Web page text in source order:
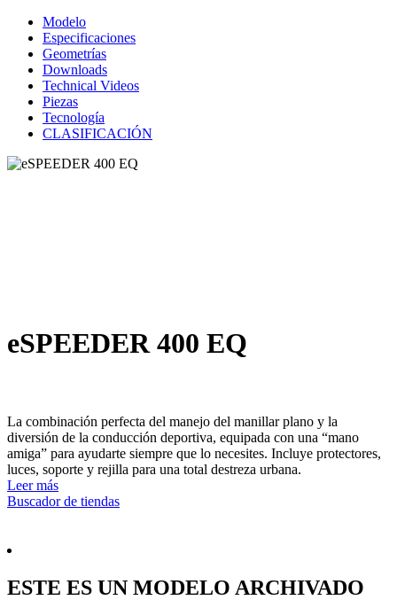
Modelo
Especificaciones
Geometrías
Downloads
Technical Videos
Piezas
Tecnología
CLASIFICACIÓN
eSPEEDER 400 EQ
La combinación perfecta del manejo del manillar plano y la
diversión de la conducción deportiva, equipada con una “mano
amiga” para ayudarte siempre que lo necesites. Incluye protectores,
luces, soporte y rejilla para una total destreza urbana.
Leer más
Buscador de tiendas
ESTE ES UN MODELO ARCHIVADO